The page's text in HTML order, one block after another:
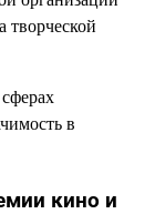
творческой
в
кино и